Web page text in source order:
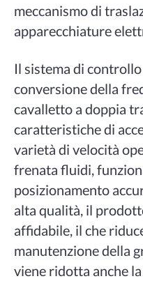
meccanismo di
apparecchiature
Il sistema di
conversione della
cavalletto a doppia
caratteristiche di
varietà di velocità
frenata fluidi,
posizionamento
alta qualità, il
affidabile, il che
manutenzione della
viene ridotta anche